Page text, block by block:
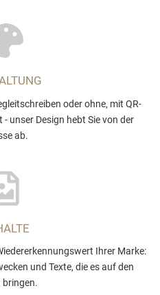
oder ohne, mit QR-
unser Design hebt Sie von der
ab.
Ihrer Marke:
und Texte, die es auf den
bringen.